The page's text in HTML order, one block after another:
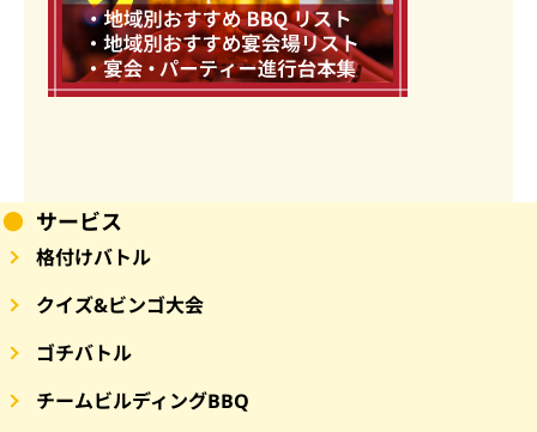
サービス
格付けバトル
クイズ&ビンゴ大会
ゴチバトル
チームビルディングBBQ